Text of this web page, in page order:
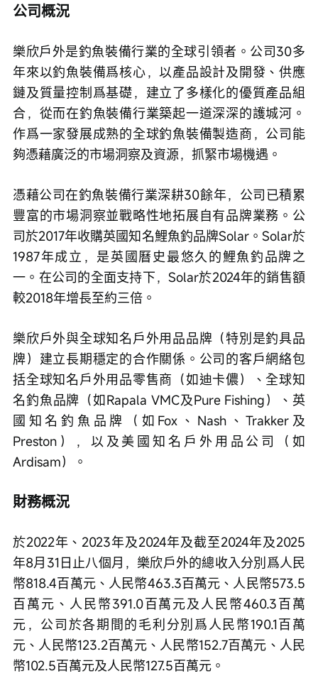
公司概況
樂欣戶外是釣魚裝備行業的全球引領者。公司30多
年來以釣魚裝備爲核心，以產品設計及開發、供應
鏈及質量控制爲基礎，建立了多樣化的優質產品組
合，從而在釣魚裝備行業築起一道深深的護城河。
作爲一家發展成熟的全球釣魚裝備製造商，公司能
夠憑藉廣泛的市場洞察及資源，抓緊市場機遇。
憑藉公司在釣魚裝備行業深耕30餘年，公司已積累
豐富的市場洞察並戰略性地拓展自有品牌業務。公
司於2017年收購英國知名鯉魚釣品牌Solar。Solar於
1987年成立，是英國曆史最悠久的鯉魚釣品牌之
一。在公司的全面支持下，Solar於2024年的銷售額
較2018年增長至約三倍。
樂欣戶外與全球知名戶外用品品牌（特別是釣具品
牌）建立長期穩定的合作關係。公司的客戶網絡包
括全球知名戶外用品零售商（如迪卡儂）、全球知
名釣魚品牌（如Rapala VMC及Pure Fishing）、英
國知名釣魚品牌（如Fox、Nash、Trakker及
Preston），以及美國知名戶外用品公司（如
Ardisam）。
財務概況
於2022年、2023年及2024年及截至2024年及2025
年8月31日止八個月，樂欣戶外的總收入分別爲人民
幣818.4百萬元、人民幣463.3百萬元、人民幣573.5
百萬元、人民幣391.0百萬元及人民幣460.3百萬
元，公司於各期間的毛利分別爲人民幣190.1百萬
元、人民幣123.2百萬元、人民幣152.7百萬元、人民
幣102.5百萬元及人民幣127.5百萬元。